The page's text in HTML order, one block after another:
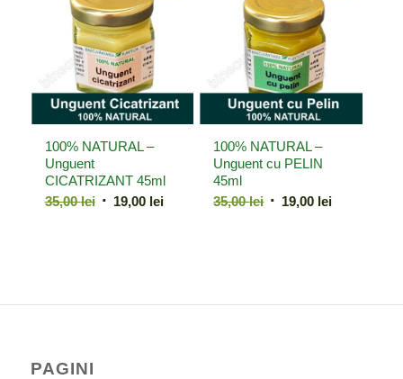
crescător
100% NATURAL –
Unguent
CICATRIZANT 45ml
35,00lei Prețul
19,00 leiPrețul
100% NATURAL –
Unguent cu PELIN
45ml
35,00lei Prețul
19,00 leiPrețul
PAGINI